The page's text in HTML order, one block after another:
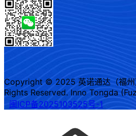
Copyright © 2025 英诺通达（福州
Rights Reserved. Inno Tongda
闽ICP备2025103525号-1